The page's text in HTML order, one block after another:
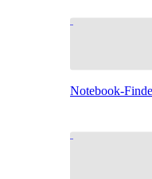
Notebook-